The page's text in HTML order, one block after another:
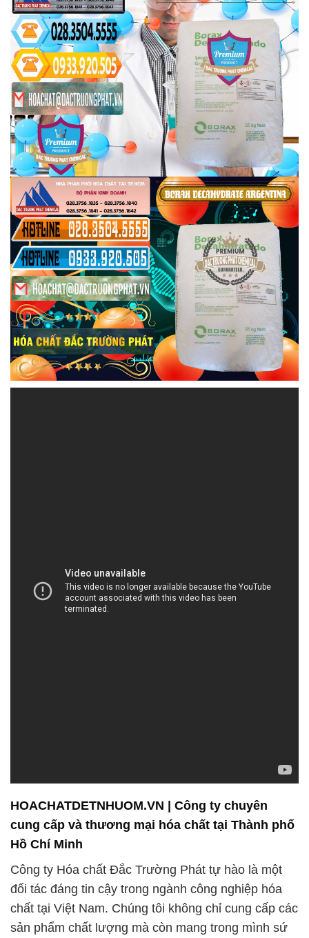
Công ty Hóa chất Đắc Trường Phát tự hào là một
đối tác đáng tin cậy trong ngành công nghiệp hóa
chất tại Việt Nam. Chúng tôi không chỉ cung cấp các
sản phẩm chất lượng mà còn mang trong mình sứ
mệnh đảm bảo an toàn và hiệu quả cho khách hàng
của mình.
Chúng tôi hiểu rằng việc sử dụng hóa chất có thể
mang đến những nguy cơ tiềm ẩn, và do đó, chúng